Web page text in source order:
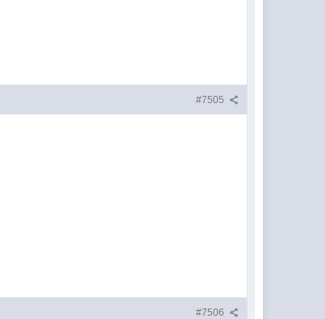
#7505
#7506